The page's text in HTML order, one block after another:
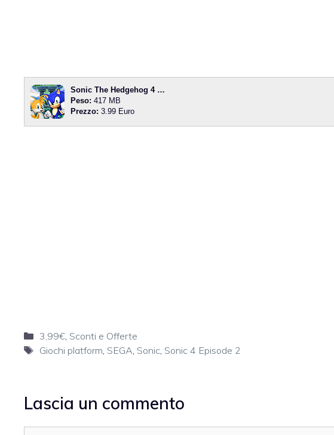
Sonic The Hedgehog 4 …
Peso: 417 MB
Prezzo: 3.99 Euro
Categorie
3,99€, Sconti e Offerte
Tag
Giochi platform SEGA Sonic, Sonic 4 Episode 2
Lascia un commento